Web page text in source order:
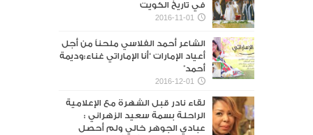
في تاريخ الكويت
2016-11-01
الشاعر أحمد الفلاسي ملحناً من أجل
أعياد الإمارات “أنا الإماراتي غناء:وديمة
أحمد”
2016-12-01
لقاء نادر قبل الشهرة مع الإعلامية
الراحلة بسمة سعيد الزهراني :
عبادي الجوهر خالي ولم أحصل